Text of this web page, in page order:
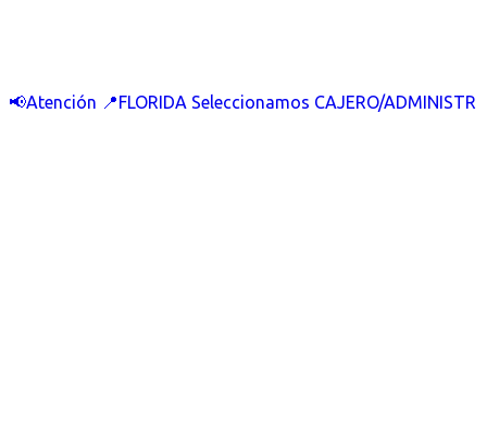
📢Atención 📍FLORIDA Seleccionamos CAJERO/ADMINISTR